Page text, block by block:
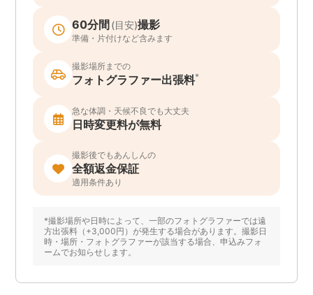
60分間(目安)撮影
準備・片付けなど含みます
撮影場所までの
フォトグラファー出張料*
急な体調・天候不良でも大丈夫
日時変更料が無料
撮影後でもあんしんの
全額返金保証
適用条件あり
*撮影場所や日時によって、一部のフォトグラファーでは遠
方出張料（+3,000円）が発生する場合があります。撮影日
時・場所・フォトグラファーが該当する場合、申込みフォ
ームでお知らせします。